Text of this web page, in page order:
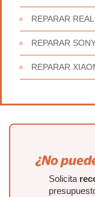
REPARAR
REPARAR
REPARAR
¿No
Solicita